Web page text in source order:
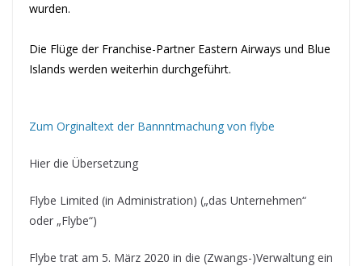
wurden.
Die Flüge der Franchise-Partner Eastern Airways und Blue
Islands werden weiterhin durchgeführt.
Zum Orginaltext der Bannntmachung von flybe
Hier die Übersetzung
Flybe Limited (in Administration) („das Unternehmen“
oder „Flybe“)
Flybe trat am 5. März 2020 in die (Zwangs-)Verwaltung ein